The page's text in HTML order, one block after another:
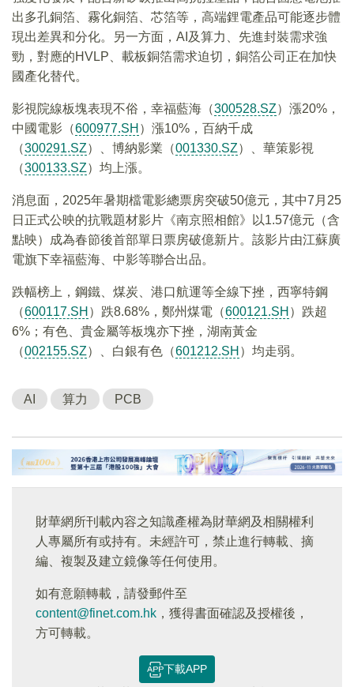
出多孔銅箔、霧化銅箔、芯箔等，高端鋰電產品可能逐步體
現出差異和分化。另一方面，AI及算力、先進封裝需求強
勁，對應的HVLP、載板銅箔需求迫切，銅箔公司正在加快
國產化替代。
影視院線板塊表現不俗，幸福藍海（300528.SZ）漲20%，
中國電影（600977.SH ）漲10%，百納千成
（300291.SZ）、博納影業（001330.SZ）、華策影視
（300133.SZ）均上漲。
消息面，2025年暑期檔電影總票房突破50億元，其中7月25
日正式公映的抗戰題材影片《南京照相館》以1.57億元（含
點映）成為春節後首部單日票房破億新片。該影片由江蘇廣
電旗下幸福藍海、中影等聯合出品。
跌幅榜上，鋼鐵、煤炭、港口航運等全線下挫，西寧特鋼
（600117.SH ）跌8.68%，鄭州煤電（600121.SH ）跌超
6%；有色、貴金屬等板塊亦下挫，湖南黃金
（002155.SZ）、白銀有色（601212.SH ）均走弱。
AI 算力 PCB
財華網所刊載內容之知識產權為財華網及相關權利
人專屬所有或持有。未經許可，禁止進行轉載、摘
編、複製及建立鏡像等任何使用。
如有意願轉載，請發郵件至
content@finet.com.hk ，獲得書面確認及授權後，
方可轉載。
下載APP